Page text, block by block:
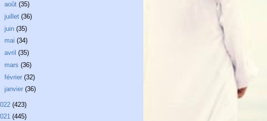
août (35)
juillet (36)
juin (35)
mai (34)
avril (35)
mars (36)
février (32)
janvier (36)
(423)
(445)